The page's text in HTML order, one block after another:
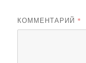
КОММЕНТАРИЙ *